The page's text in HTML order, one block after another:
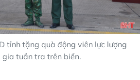
tỉnh tặng quà động viên lực lượng
gia tuần tra trên biển.